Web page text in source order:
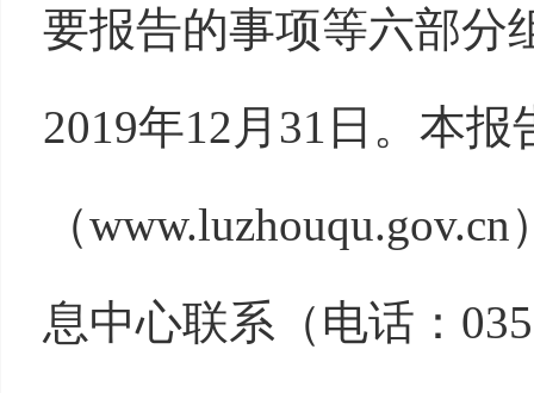
要报告的事项等六部分
2019年12月31日。本
（
息中心联系（电话：